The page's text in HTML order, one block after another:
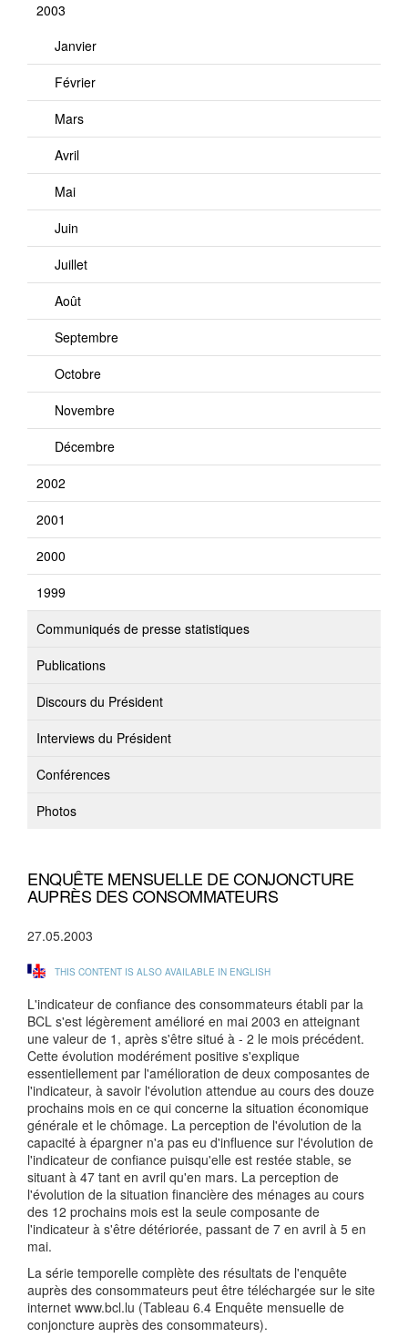
2003
Janvier
Février
Mars
Avril
Mai
Juin
Juillet
Août
Septembre
Octobre
Novembre
Décembre
2002
2001
2000
1999
Communiqués de presse statistiques
Publications
Discours du Président
Interviews du Président
Conférences
Photos
ENQUÊTE MENSUELLE DE CONJONCTURE
AUPRÈS DES CONSOMMATEURS
27.05.2003
THIS CONTENT IS ALSO AVAILABLE IN ENGLISH
L'indicateur de confiance des consommateurs établi par la
BCL s'est légèrement amélioré en mai 2003 en atteignant
une valeur de 1, après s'être situé à - 2 le mois précédent.
Cette évolution modérément positive s'explique
essentiellement par l'amélioration de deux composantes de
l'indicateur, à savoir l'évolution attendue au cours des douze
prochains mois en ce qui concerne la situation économique
générale et le chômage. La perception de l'évolution de la
capacité à épargner n'a pas eu d'influence sur l'évolution de
l'indicateur de confiance puisqu'elle est restée stable, se
situant à 47 tant en avril qu'en mars. La perception de
l'évolution de la situation financière des ménages au cours
des 12 prochains mois est la seule composante de
l'indicateur à s'être détériorée, passant de 7 en avril à 5 en
mai.
La série temporelle complète des résultats de l'enquête
auprès des consommateurs peut être téléchargée sur le site
internet www.bcl.lu (Tableau 6.4 Enquête mensuelle de
conjoncture auprès des consommateurs).